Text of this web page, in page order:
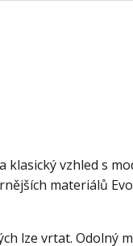
klasický vzhled s
materiálů
lze vrtat. Odolný